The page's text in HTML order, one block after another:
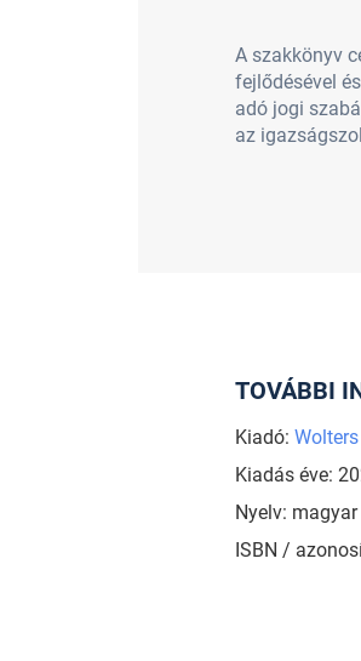
A szakkönyv
fejlődésével
adó jogi
az
TOVÁBBI
Kiadó:
Kiadás éve:
Nyelv: magyar
ISBN /